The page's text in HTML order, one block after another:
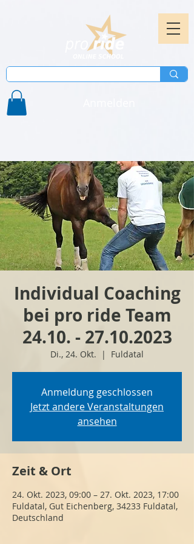
Individual Coaching
bei pro ride Team
24.10. - 27.10.2023
Di., 24. Okt.
  |
Fuldatal
Anmeldung geschlossen
Jetzt andere Veranstaltungen
ansehen
Zeit & Ort
24. Okt. 2023, 09:00 – 27. Okt. 2023, 17:00
Fuldatal, Gut Eichenberg, 34233 Fuldatal,
Deutschland